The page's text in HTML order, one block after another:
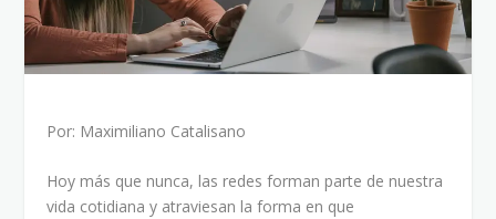
Por: Maximiliano Catalisano
Hoy más que nunca, las redes forman parte de nuestra
vida cotidiana y atraviesan la forma en que